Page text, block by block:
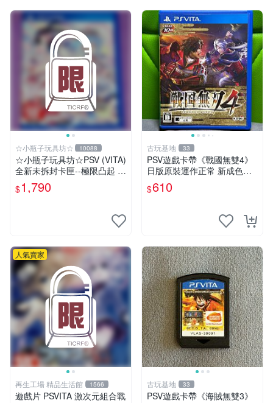
☆小瓶子玩具坊☆ 10088
☆小瓶子玩具坊☆PSV (VITA)
全新未拆封卡匣--極限凸起 萌
萌水晶 (日版)
$1,790
古玩基地 33
PSV遊戲卡帶《戰國無雙4》
日版原裝運作正常 新成色如
圖拍賣請先確認 成色拍賣一
經成交概不退換 PSV遊戲 卡
$610
人氣賣家
再生工場 精品生活館 1566
遊戲片 PSVITA 激次元組合戰
古玩基地 33
PSV遊戲卡帶《海賊無雙3》